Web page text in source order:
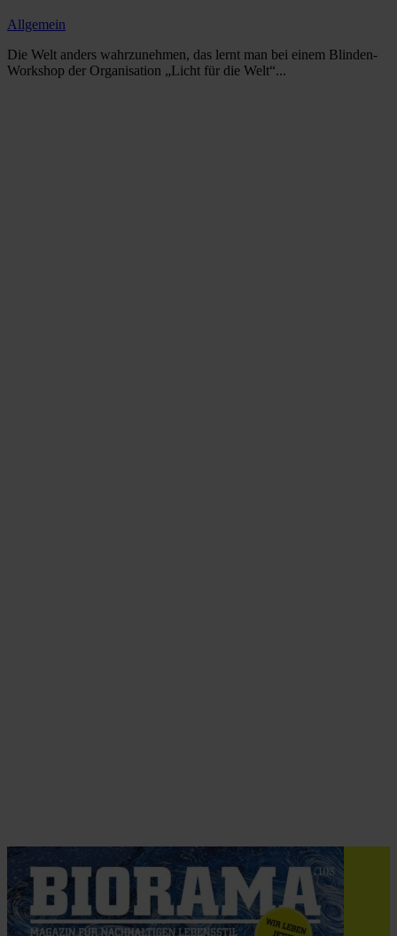
Allgemein
Die Welt anders wahrzunehmen, das lernt man bei einem Blinden-
Workshop der Organisation „Licht für die Welt“...